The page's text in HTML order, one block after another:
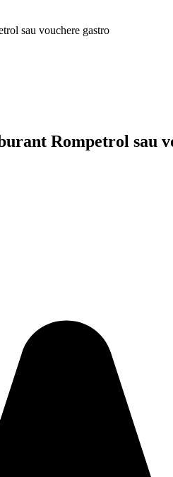
sau vouchere gastro
Rompetrol sau